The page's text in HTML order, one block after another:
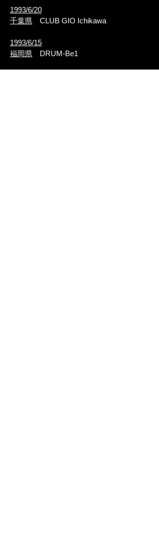
1993/6/20
千葉県 CLUB GIO Ichikawa
1993/6/15
福岡県 DRUM-Be1